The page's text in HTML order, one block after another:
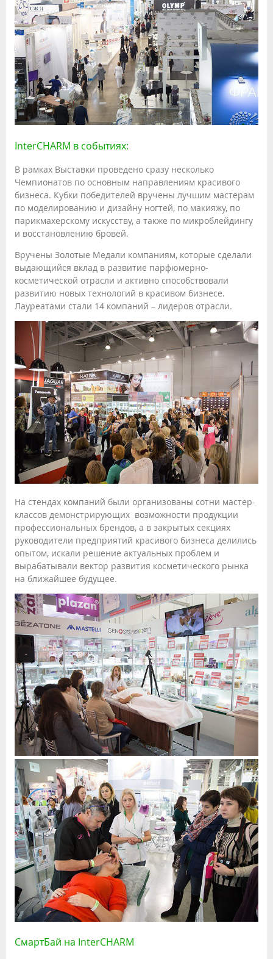
InterCHARM в событиях:
В рамках Выставки проведено сразу несколько
Чемпионатов по основным направлениям красивого
бизнеса. Кубки победителей вручены лучшим мастерам
по моделированию и дизайну ногтей, по макияжу, по
парикмахерскому искусству, а также по микроблейдингу
и восстановлению бровей.
Вручены Золотые Медали компаниям, которые сделали
выдающийся вклад в развитие парфюмерно-
косметической отрасли и активно способствовали
развитию новых технологий в красивом бизнесе.
Лауреатами стали 14 компаний – лидеров отрасли.
На стендах компаний были организованы сотни мастер-
классов демонстрирующих возможности продукции
профессиональных брендов, а в закрытых секциях
руководители предприятий красивого бизнеса делились
опытом, искали решение актуальных проблем и
вырабатывали вектор развития косметического рынка
на ближайшее будущее.
СмартБай на InterCHARM